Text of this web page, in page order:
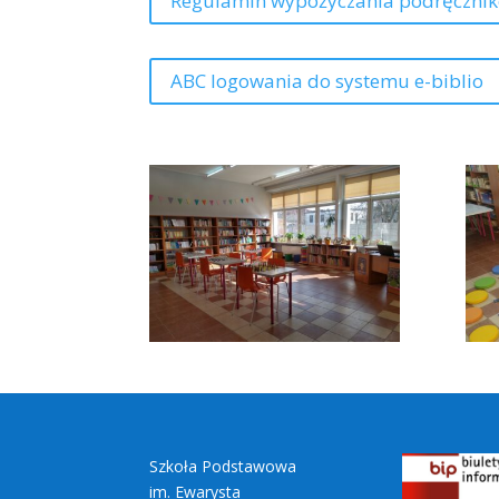
ABC logowania do systemu e-biblio
Szkoła Podstawowa
im. Ewarysta